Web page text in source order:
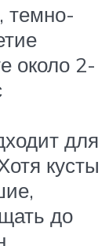
темно-
около 2-
для
кусты
до